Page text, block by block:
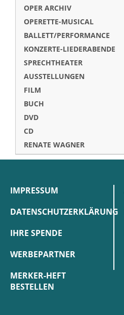
OPER ARCHIV
OPERETTE-MUSICAL
BALLETT/PERFORMANCE
KONZERTE-LIEDERABENDE
SPRECHTHEATER
AUSSTELLUNGEN
FILM
BUCH
DVD
CD
RENATE WAGNER
IMPRESSUM
DATENSCHUTZERKLÄRUNG
IHRE SPENDE
WERBEPARTNER
MERKER-HEFT
BESTELLEN